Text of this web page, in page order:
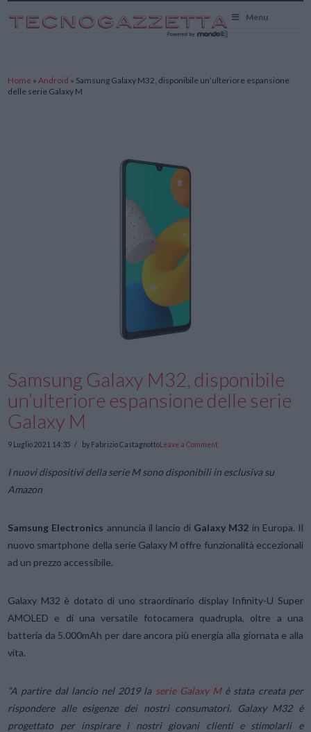
Menu
Home »Android » Samsung Galaxy M32, disponibile un’ulteriore espansione
delle serie Galaxy M
Samsung Galaxy M32, disponibile
un’ulteriore espansione delle serie
Galaxy M
9 Luglio 2021 14:35 by Fabrizio CastagnottoLeave a Comment
I nuovi dispositivi della serie M sono disponibili in esclusiva su
Amazon
Samsung Electronics annuncia il lancio di Galaxy M32 in Europa. Il
nuovo smartphone della serie Galaxy M offre funzionalità eccezionali
ad un prezzo accessibile.
Galaxy M32 è dotato di uno straordinario display Infinity-U Super
AMOLED e di una versatile fotocamera quadrupla, oltre a una
batteria da 5.000mAh per dare ancora più energia alla giornata e alla
vita.
“A partire dal lancio nel 2019 la serie Galaxy Mè stata creata per
rispondere alle esigenze dei nostri consumatori. Galaxy M32 è
progettato per inspirare i nostri giovani clienti e stimolarli e